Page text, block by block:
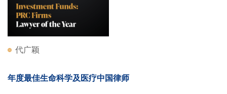
代广颖
年度最佳生命科学及医疗中国律师